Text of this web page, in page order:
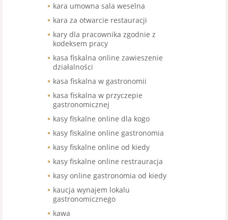
kara umowna sala weselna
kara za otwarcie restauracji
kary dla pracownika zgodnie z
kodeksem pracy
kasa fiskalna online zawieszenie
działalności
kasa fiskalna w gastronomii
kasa fiskalna w przyczepie
gastronomicznej
kasy fiskalne online dla kogo
kasy fiskalne online gastronomia
kasy fiskalne online od kiedy
kasy fiskalne online restrauracja
kasy online gastronomia od kiedy
kaucja wynajem lokalu
gastronomicznego
kawa